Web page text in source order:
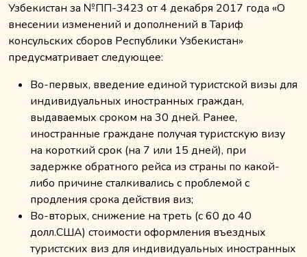
Узбекистан за №ПП-3423 от 4 декабря 2017 года «О
внесении изменений и дополнений в Тариф
консульских сборов Республики Узбекистан»
предусматривает следующее:
Во-первых, введение единой туристской визы для
индивидуальных иностранных граждан,
выдаваемых сроком на 30 дней. Ранее,
иностранные граждане получая туристскую визу
на короткий срок (на 7 или 15 дней), при
задержке обратного рейса из страны по какой-
либо причине сталкивались с проблемой с
продления срока действия виз;
Во-вторых, снижение на треть (с 60 до 40
долл.США) стоимости оформления въездных
туристских виз для индивидуальных иностранных